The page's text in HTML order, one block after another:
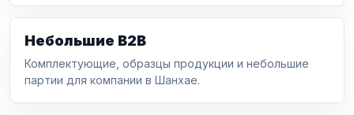
Небольшие B2B
Комплектующие, образцы продукции и небольшие
партии для компании в Шанхае.